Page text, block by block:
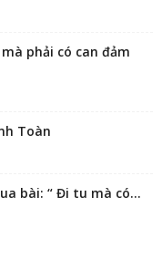
phải có can đảm
Toàn
bài: “ Đi tu mà có...